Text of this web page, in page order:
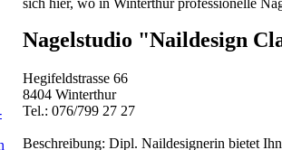
sich hier, wo in Winterthur professionelle
Nagelstudio "Naildesign
Hegifeldstrasse 66
8404 Winterthur
Tel.: 076/799 27 27
Beschreibung: Dipl. Naildesignerin bietet